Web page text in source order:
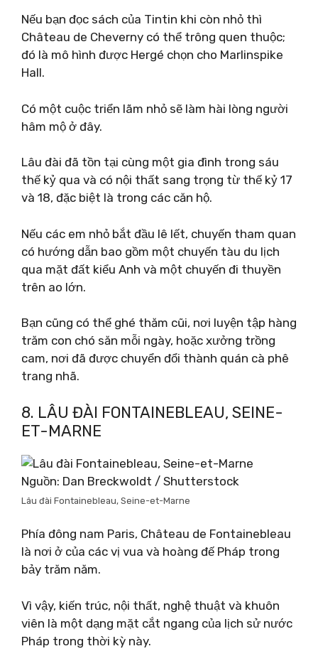
Nếu bạn đọc sách của Tintin khi còn nhỏ thì
Château de Cheverny có thể trông quen thuộc;
đó là mô hình được Hergé chọn cho Marlinspike
Hall.
Có một cuộc triển lãm nhỏ sẽ làm hài lòng người
hâm mộ ở đây.
Lâu đài đã tồn tại cùng một gia đình trong sáu
thế kỷ qua và có nội thất sang trọng từ thế kỷ 17
và 18, đặc biệt là trong các căn hộ.
Nếu các em nhỏ bắt đầu lê lết, chuyến tham quan
có hướng dẫn bao gồm một chuyến tàu du lịch
qua mặt đất kiểu Anh và một chuyến đi thuyền
trên ao lớn.
Bạn cũng có thể ghé thăm cũi, nơi luyện tập hàng
trăm con chó săn mỗi ngày, hoặc xưởng trồng
cam, nơi đã được chuyển đổi thành quán cà phê
trang nhã.
8. LÂU ĐÀI FONTAINEBLEAU, SEINE-
ET-MARNE
Nguồn: Dan Breckwoldt / Shutterstock
Lâu đài Fontainebleau, Seine-et-Marne
Phía đông nam Paris, Château de Fontainebleau
là nơi ở của các vị vua và hoàng đế Pháp trong
bảy trăm năm.
Vì vậy, kiến ​​trúc, nội thất, nghệ thuật và khuôn
viên là một dạng mặt cắt ngang của lịch sử nước
Pháp trong thời kỳ này.